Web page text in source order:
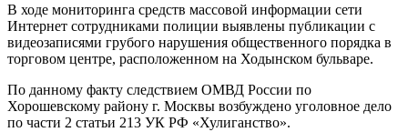
В ходе мониторинга средств массовой информации сети
Интернет сотрудниками полиции выявлены публикации с
видеозаписями грубого нарушения общественного порядка в
торговом центре, расположенном на Ходынском бульваре.
По данному факту следствием ОМВД России по
Хорошевскому району г. Москвы возбуждено уголовное дело
по части 2 статьи 213 УК РФ «Хулиганство».